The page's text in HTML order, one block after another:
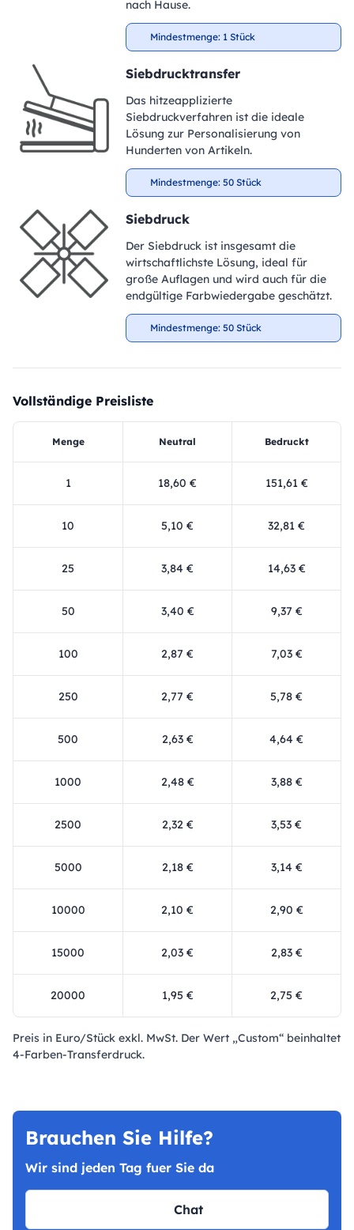
nach Hause.
Mindestmenge: 1 Stück
Siebdrucktransfer
Das hitzeapplizierte
Siebdruckverfahren ist die ideale
Lösung zur Personalisierung von
Hunderten von Artikeln.
Mindestmenge: 50 Stück
Siebdruck
Der Siebdruck ist insgesamt die
wirtschaftlichste Lösung, ideal für
große Auflagen und wird auch für die
endgültige Farbwiedergabe geschätzt.
Mindestmenge: 50 Stück
Vollständige Preisliste
Menge Neutral Bedruckt
1 18,60 € 151,61 €
10 5,10 € 32,81 €
25 3,84 € 14,63 €
50 3,40 € 9,37 €
100 2,87 € 7,03 €
250 2,77 € 5,78 €
500 2,63 € 4,64 €
1000 2,48 € 3,88 €
2500 2,32 € 3,53 €
5000 2,18 € 3,14 €
10000 2,10 € 2,90 €
15000 2,03 € 2,83 €
20000 1,95 € 2,75 €
Preis in Euro/Stück exkl. MwSt. Der Wert „Custom“ beinhaltet
4-Farben-Transferdruck.
Brauchen Sie Hilfe?
Wir sind jeden Tag fuer Sie da
Chat